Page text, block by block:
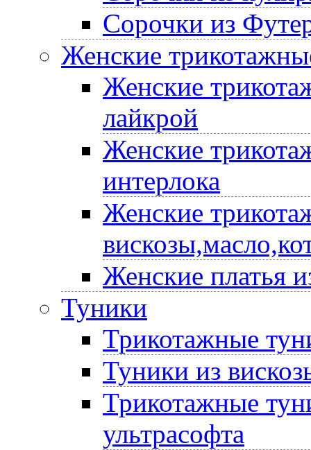
Сорочки из
Женские
Женские
лайкрой
Женские
интерлока
Женские
Женские платья
Туники
Трикотажные
Туники из
Трикотажные
ультрасофта